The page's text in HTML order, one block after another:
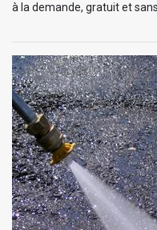
à la demande, gratuit et